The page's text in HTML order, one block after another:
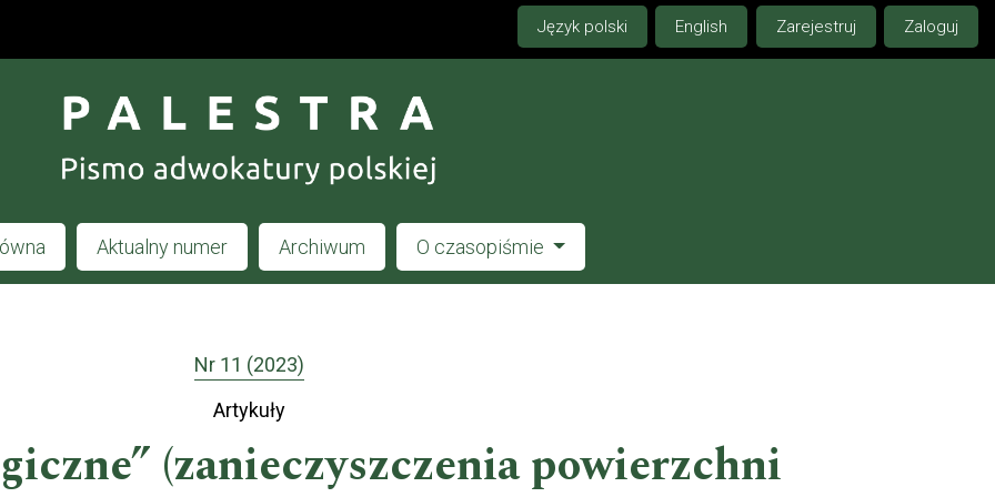
Język polski English Zarejestruj Zaloguj
Aktualny numer Archiwum O czasopiśmie
Nr 11 (2023)
Artykuły
(zanieczyszczenia powierzchni